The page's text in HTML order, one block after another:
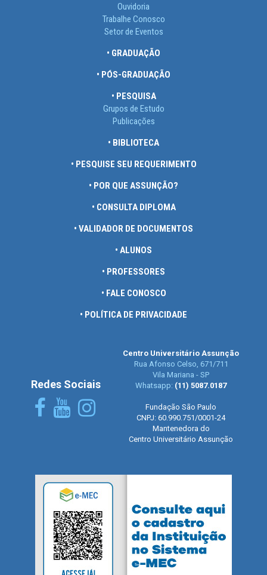
Ouvidoria
Trabalhe Conosco
Setor de Eventos
• GRADUAÇÃO
• PÓS-GRADUAÇÃO
• PESQUISA
Grupos de Estudo
Publicações
• BIBLIOTECA
• PESQUISE SEU REQUERIMENTO
• POR QUE ASSUNÇÃO?
• CONSULTA DIPLOMA
• VALIDADOR DE DOCUMENTOS
• ALUNOS
• PROFESSORES
• FALE CONOSCO
• POLÍTICA DE PRIVACIDADE
Redes Sociais
Centro Universitário Assunção
Rua Afonso Celso, 671/711
Vila Mariana - SP
Whatsapp: (11) 5087.0187
Fundação São Paulo
CNPJ: 60.990.751/0001-24
Mantenedora do
Centro Universitário Assunção